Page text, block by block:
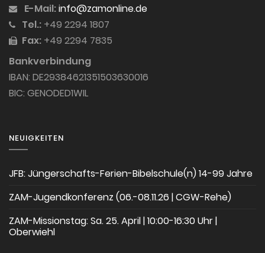
E-Mail:info@zamonline.de
Tel.: +49 2294 1807
Fax: +49 2294 7835
Bankverbindung
IBAN: DE29384621351503630016
BIC: GENODED1WIL
NEUIGKEITEN
JFB: Jüngerschafts-Ferien-Bibelschule(n) 14-99 Jahre
ZAM-Jugendkonferenz (06.-08.11.26 | CGW-Rehe)
ZAM-Missionstag: Sa. 25. April | 10:00-16:30 Uhr |
Oberwiehl